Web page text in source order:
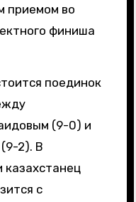
приемом во
финиша
поединок
(9-0) и
2). В
с